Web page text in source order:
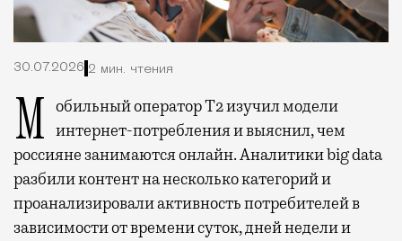
30.07.2026 2 мин. чтения
Мобильный оператор Т2 изучил модели интернет-потребления и выяснил, чем
россияне занимаются онлайн. Аналитики big data
разбили контент на несколько категорий и
проанализировали активность потребителей в
зависимости от времени суток, дней недели и